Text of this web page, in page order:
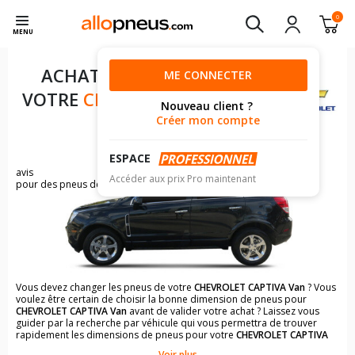
MENU
0
ME CONNECTER
Nouveau client ?
Créer mon compte
ESPACE
Accéder aux prix Pro maintenant
ACHAT DE PNEUS POUR
VOTRE CHEVROLET CAPTIVA
VAN
137
avis
pour des pneus de CHEVROLET CAPTIVA
Vous devez changer les pneus de votre CHEVROLET CAPTIVA Van? Vous
voulez être certain de choisir la bonne dimension de pneus pour
CHEVROLET CAPTIVA Van avant de valider votre achat ? Laissez vous
guider par la recherche par véhicule qui vous permettra de trouver
rapidement les dimensions de pneus pour votre CHEVROLET CAPTIVA